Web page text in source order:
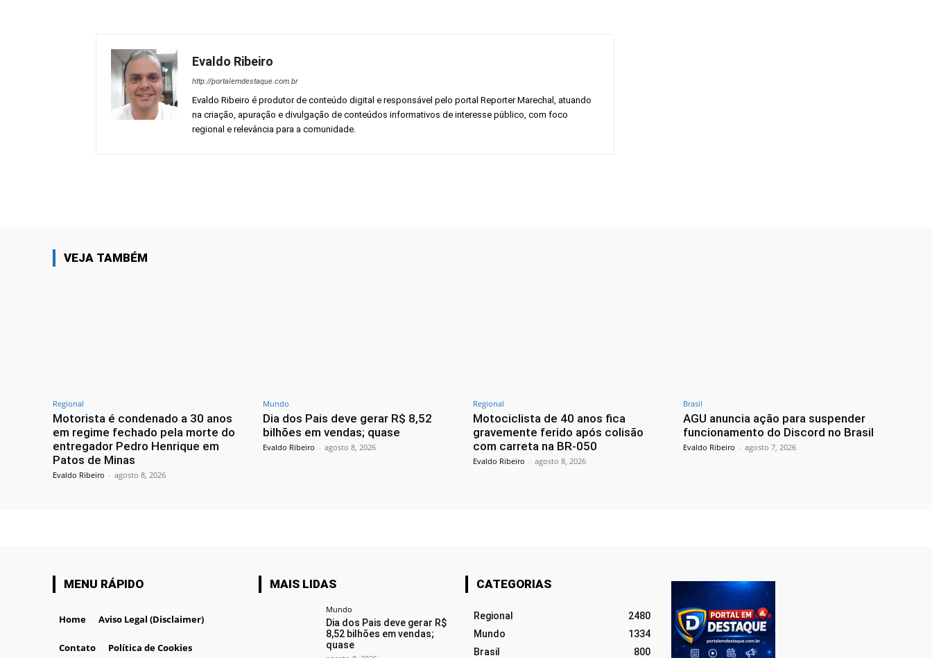
Evaldo Ribeiro
http://portalemdestaque.com.br
Evaldo Ribeiro é produtor de conteúdo digital e responsável pelo portal Reporter Marechal, atuando
na criação, apuração e divulgação de conteúdos informativos de interesse público, com foco
regional e relevância para a comunidade.
VEJA TAMBÉM
Regional
Motorista é condenado a 30 anos
em regime fechado pela morte do
entregador Pedro Henrique em
Patos de Minas
Evaldo Ribeiro - agosto 8, 2026
Mundo
Dia dos Pais deve gerar R$ 8,52
bilhões em vendas; quase
Evaldo Ribeiro - agosto 8, 2026
Regional
Motociclista de 40 anos fica
gravemente ferido após colisão
com carreta na BR-050
Evaldo Ribeiro - agosto 8, 2026
Brasil
AGU anuncia ação para suspender
funcionamento do Discord no Brasil
Evaldo Ribeiro - agosto 7, 2026
MENU RÁPIDO
Home Aviso Legal (Disclaimer)
Contato Política de Cookies
MAIS LIDAS
Mundo
Dia dos Pais deve gerar R$
8,52 bilhões em vendas;
quase
CATEGORIAS
Regional
2480
Mundo
1334
Brasil
800